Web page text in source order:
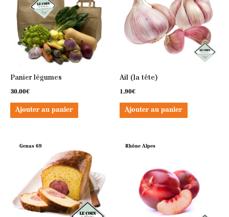
Panier légumes
30.00€
Ajouter au panier
Ail (la tête)
1.90€
Ajouter au panier
Genas 69 Rhône Alpes